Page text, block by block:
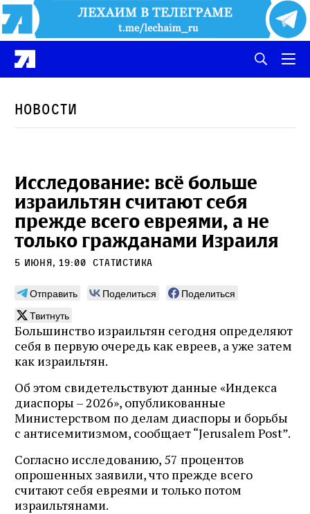
Новости
Исследование: всё больше
израильтян считают себя
прежде всего евреями, а не
только гражданами Израиля
5 июня, 19:00 статистика
Отправить Поделиться
Поделиться
Твитнуть
Большинство израильтян сегодня определяют
себя в первую очередь как евреев, а уже затем
как израильтян.
Об этом свидетельствуют данные «Индекса
диаспоры – 2026», опубликованные
Министерством по делам диаспоры и борьбы
с антисемитизмом, сообщает “Jerusalem Post”.
Согласно исследованию, 57 процентов
опрошенных заявили, что прежде всего
считают себя евреями и только потом
израильтянами.